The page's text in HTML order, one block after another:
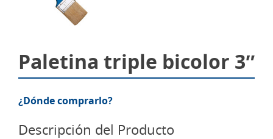
Paletina triple bicolor 3″
¿Dónde comprarlo?
Descripción del Producto